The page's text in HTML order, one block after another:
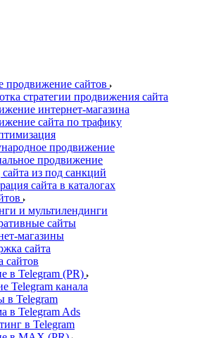
продвижение сайтов
стратегии продвижения сайта
интернет-магазина
сайта по трафику
продвижение
продвижение
из под санкций
сайта в каталогах
и мультилендинги
сайты
магазины
сайта
сайтов
в Telegram (PR)
Telegram канала
в Telegram
в Telegram Ads
в Telegram